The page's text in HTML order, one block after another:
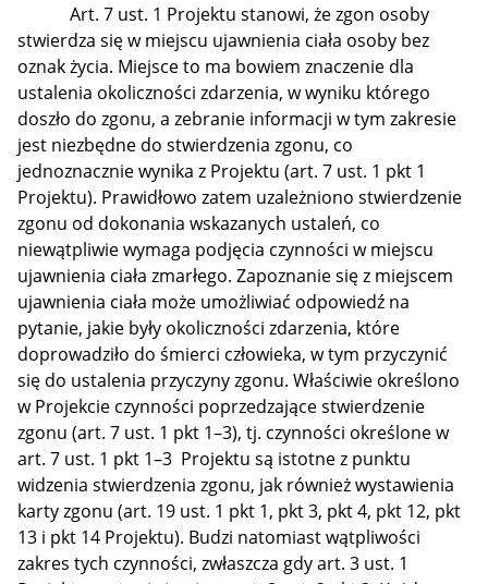
Art. 7 ust. 1 Projektu stanowi, że zgon osoby
stwierdza się w miejscu ujawnienia ciała osoby bez
oznak życia. Miejsce to ma bowiem znaczenie dla
ustalenia okoliczności zdarzenia, w wyniku którego
doszło do zgonu, a zebranie informacji w tym zakresie
jest niezbędne do stwierdzenia zgonu, co
jednoznacznie wynika z Projektu (art. 7 ust. 1 pkt 1
Projektu). Prawidłowo zatem uzależniono stwierdzenie
zgonu od dokonania wskazanych ustaleń, co
niewątpliwie wymaga podjęcia czynności w miejscu
ujawnienia ciała zmarłego. Zapoznanie się z miejscem
ujawnienia ciała może umożliwiać odpowiedź na
pytanie, jakie były okoliczności zdarzenia, które
doprowadziło do śmierci człowieka, w tym przyczynić
się do ustalenia przyczyny zgonu. Właściwie określono
w Projekcie czynności poprzedzające stwierdzenie
zgonu (art. 7 ust. 1 pkt 1–3), tj. czynności określone w
art. 7 ust. 1 pkt 1–3 Projektu są istotne z punktu
widzenia stwierdzenia zgonu, jak również wystawienia
karty zgonu (art. 19 ust. 1 pkt 1, pkt 3, pkt 4, pkt 12, pkt
13 i pkt 14 Projektu). Budzi natomiast wątpliwości
zakres tych czynności, zwłaszcza gdy art. 3 ust. 1